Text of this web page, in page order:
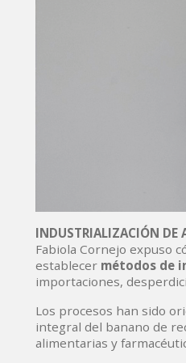
INDUSTRIALIZACIÓN DE
Fabiola Cornejo expuso
establecer métodos de
importaciones,
Los procesos han sido
integral del banano de
alimentarias y